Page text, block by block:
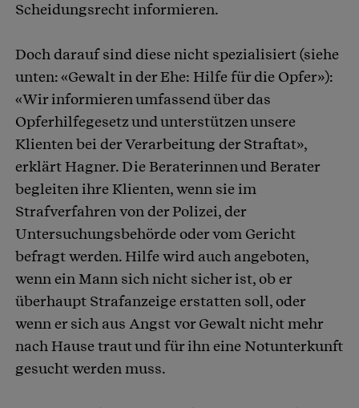
Scheidungsrecht informieren.
Doch darauf sind diese nicht spezialisiert (siehe
unten: «Gewalt in der Ehe: Hilfe für die Opfer»):
«Wir informieren umfassend über das
Opferhilfegesetz und unterstützen unsere
Klienten bei der Verarbeitung der Straftat»,
erklärt Hagner. Die Beraterinnen und Berater
begleiten ihre Klienten, wenn sie im
Strafverfahren von der Polizei, der
Untersuchungsbehörde oder vom Gericht
befragt werden. Hilfe wird auch angeboten,
wenn ein Mann sich nicht sicher ist, ob er
überhaupt Strafanzeige erstatten soll, oder
wenn er sich aus Angst vor Gewalt nicht mehr
nach Hause traut und für ihn eine Notunterkunft
gesucht werden muss.